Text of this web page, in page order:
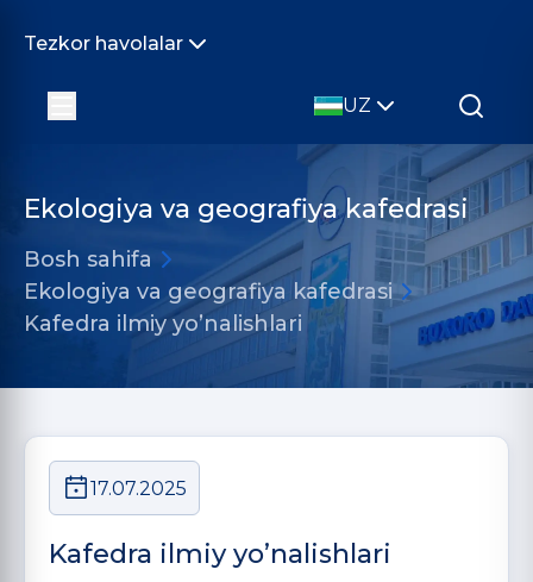
Tezkor havolalar
UZ
Ekologiya va geografiya kafedrasi
Bosh sahifa
Ekologiya va geografiya kafedrasi
Kafedra ilmiy yo’nalishlari
17.07.2025
Kafedra ilmiy yo’nalishlari